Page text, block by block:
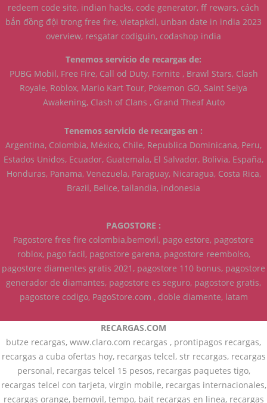
redeem code site, indian hacks, code generator, ff rewars, cách
bắn đồng đội trong free fire, vietapkdl, unban date in india 2023
overview, resgatar codiguin, codashop india
Tenemos servicio de recargas de:
PUBG Mobil, Free Fire, Call od Duty, Fornite , Brawl Stars, Clash
Royale, Roblox, Mario Kart Tour, Pokemon GO, Saint Seiya
Awakening, Clash of Clans , Grand Theaf Auto
Tenemos servicio de recargas en :
Argentina, Colombia, México, Chile, Republica Dominicana, Peru,
Estados Unidos, Ecuador, Guatemala, El Salvador, Bolivia, España,
Honduras, Panama, Venezuela, Paraguay, Nicaragua, Costa Rica,
Brazil, Belice, tailandia, indonesia
PAGOSTORE :
Pagostore free fire colombia,bemovil, pago estore, pagostore
roblox, pago facil, pagostore garena, pagostore reembolso,
pagostore diamentes gratis 2021, pagostore 110 bonus, pagostore
generador de diamantes, pagostore es seguro, pagostore gratis,
pagostore codigo, PagoStore.com , doble diamente, latam
RECARGAS.COM
butze recargas, www.claro.com recargas , prontipagos recargas,
recargas a cuba ofertas hoy, recargas telcel, str recargas, recargas
personal, recargas telcel 15 pesos, recargas paquetes tigo,
recargas telcel con tarjeta, virgin mobile, recargas internacionales,
recargas orange, bemovil, tempo, bait recargas en linea, recargas